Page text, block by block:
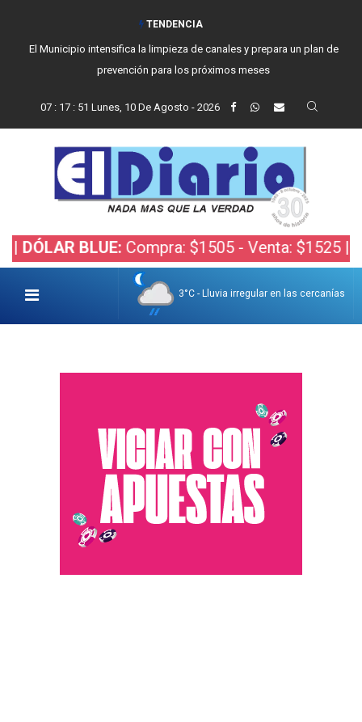
TENDENCIA
El Municipio intensifica la limpieza de canales y prepara un plan de
prevención para los próximos meses
07 : 17 : 52 Lunes, 10 De Agosto - 2026
BLUE:Compra: $1505 - Venta: $1525 |DÓLAR
3°C - Lluvia irregular en las cercanías